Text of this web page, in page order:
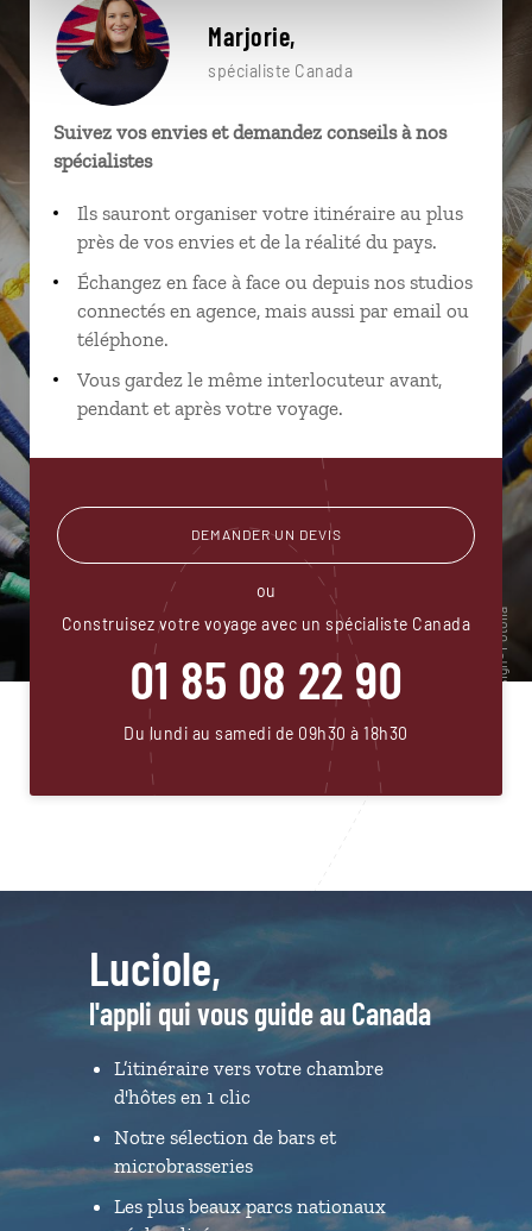
Marjorie,
spécialiste Canada
Suivez vos envies et demandez conseils à nos
spécialistes
Ils sauront organiser votre itinéraire au plus
près de vos envies et de la réalité du pays.
Échangez en face à face ou depuis nos studios
connectés en agence, mais aussi par email ou
téléphone.
Vous gardez le même interlocuteur avant,
pendant et après votre voyage.
DEMANDER UN DEVIS
ou
Construisez votre voyage avec un spécialiste Canada
01 85 08 22 90
Du lundi au samedi de 09h30 à 18h30
Luciole,
l'appli qui vous guide au Canada
L’itinéraire vers votre chambre
d'hôtes en 1 clic
Notre sélection de bars et
microbrasseries
Les plus beaux parcs nationaux